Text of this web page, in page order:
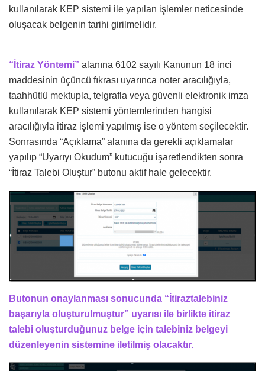
kullanılarak KEP sistemi ile yapılan işlemler neticesinde
oluşacak belgenin tarihi girilmelidir.
“İtiraz Yöntemi” alanına 6102 sayılı Kanunun 18 inci
maddesinin üçüncü fıkrası uyarınca noter aracılığıyla,
taahhütlü mektupla, telgrafla veya güvenli elektronik imza
kullanılarak KEP sistemi yöntemlerinden hangisi
aracılığıyla itiraz işlemi yapılmış ise o yöntem seçilecektir.
Sonrasında “Açıklama” alanına da gerekli açıklamalar
yapılıp “Uyarıyı Okudum” kutucuğu işaretlendikten sonra
“İtiraz Talebi Oluştur” butonu aktif hale gelecektir.
Butonun onaylanması sonucunda “İtiraztalebiniz
başarıyla oluşturulmuştur” uyarısı ile birlikte itiraz
talebi oluşturduğunuz belge için talebiniz belgeyi
düzenleyenin sistemine iletilmiş olacaktır.